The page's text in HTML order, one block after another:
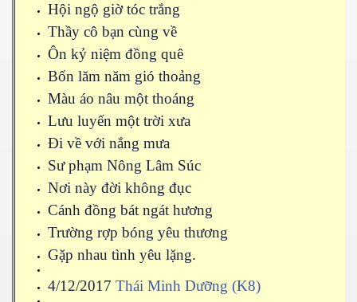
Hội ngộ giờ tóc trắng
Thầy cô bạn cùng về
Ôn kỷ niệm đồng quê
Bốn lăm năm gió thoảng
Màu áo nâu một thoáng
Lưu luyến một trời xưa
Đi về với nắng mưa
Sư phạm Nông Lâm Súc
Nơi này đời không đục
Cánh đồng bát ngát hương
Trường rợp bóng yêu thương
Gặp nhau tình yêu lặng.
4/12/2017 Thái Minh Dưỡng (K8)